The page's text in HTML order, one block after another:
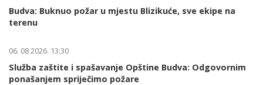
Budva: Buknuo požar u mjestu Blizikuće, sve ekipe na
terenu
06. 08 2026. 13:30
Služba zaštite i spašavanje Opštine Budva: Odgovornim
ponašanjem spriječimo požare